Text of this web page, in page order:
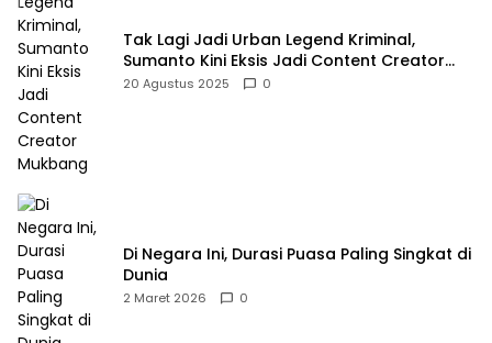
Tak Lagi Jadi Urban Legend Kriminal,
Sumanto Kini Eksis Jadi Content Creator
Mukbang
20 Agustus 2025 0
Di Negara Ini, Durasi Puasa Paling Singkat di
Dunia
2 Maret 2026 0